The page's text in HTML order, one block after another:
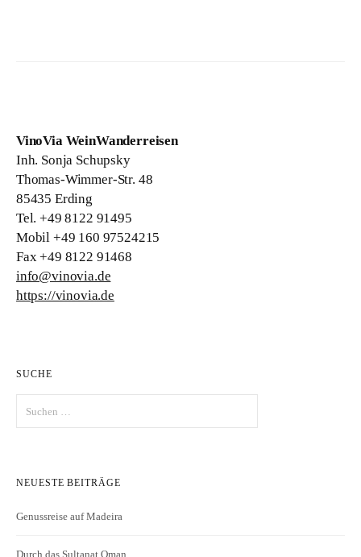
VinoVia WeinWanderreisen
Inh. Sonja Schupsky
Thomas-Wimmer-Str. 48
85435 Erding
Tel. +49 8122 91495
Mobil +49 160 97524215
Fax +49 8122 91468
info@vinovia.de
https://vinovia.de
SUCHE
nach:
NEUESTE BEITRÄGE
Genussreise auf Madeira
Durch das Sultanat Oman